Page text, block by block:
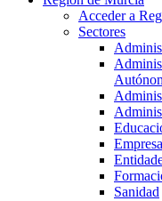
Acceder a
Sectores
Sanidad